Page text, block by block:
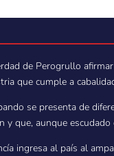
de Perogrullo
que cumple a
se presenta de
y que, aunque
ingresa al país al